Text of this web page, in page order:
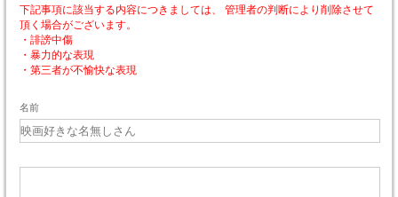
下記事項に該当する内容につきましては、 管理者の判断により削除させて
頂く場合がございます。
・誹謗中傷
・暴力的な表現
・第三者が不愉快な表現
名前